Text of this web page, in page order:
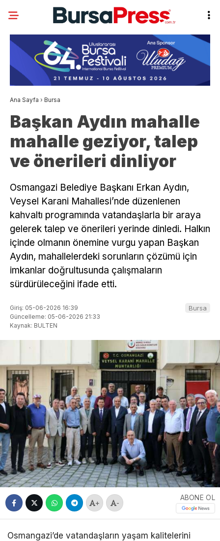
Ana Sayfa › Bursa
Başkan Aydın mahalle
mahalle geziyor, talep
ve önerileri dinliyor
Osmangazi Belediye Başkanı Erkan Aydın,
Veysel Karani Mahallesi’nde düzenlenen
kahvaltı programında vatandaşlarla bir araya
gelerek talep ve önerileri yerinde dinledi. Halkın
içinde olmanın önemine vurgu yapan Başkan
Aydın, mahallelerdeki sorunların çözümü için
imkanlar doğrultusunda çalışmaların
sürdürüleceğini ifade etti.
Giriş: 05-06-2026 16:39
Güncelleme: 05-06-2026 21:33
Kaynak: BULTEN
Bursa
+ -
ABONE OL
Osmangazi’de vatandaşların yaşam kalitelerini